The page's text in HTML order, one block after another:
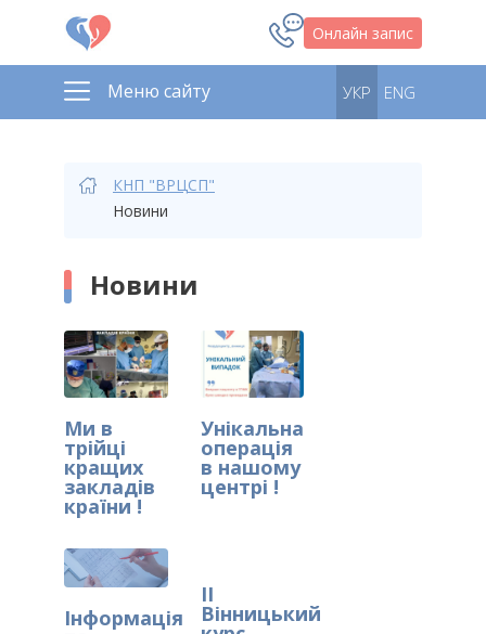
Онлайн запис
Меню сайту УКР ENG
КНП "ВРЦСП"
Новини
Новини
Ми в
трійці
кращих
закладів
країни !
Унікальна
операція
в нашому
центрі !
Інформація
ІІ
Вінницький